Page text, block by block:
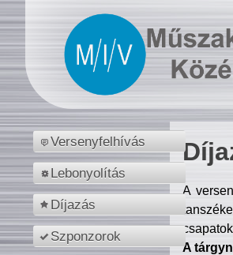
Versenyfelhívás
Lebonyolítás
Díjazás
Szponzorok
A
A